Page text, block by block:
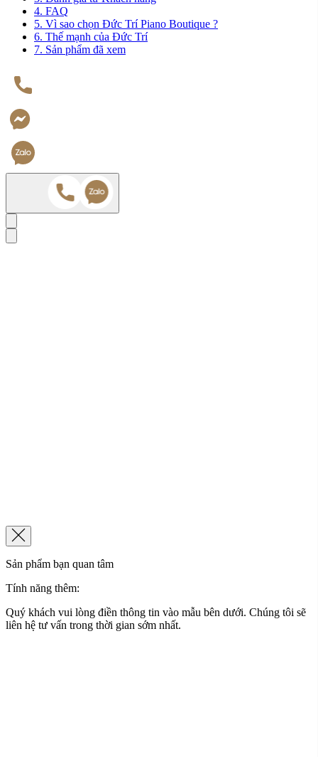
4. FAQ
5. Vì sao chọn Đức Trí Piano Boutique ?
6. Thế mạnh của Đức Trí
7. Sản phẩm đã xem
Sản phẩm bạn quan tâm
Tính năng thêm:
Quý khách vui lòng điền thông tin vào mẫu bên dưới. Chúng tôi sẽ
liên hệ tư vấn trong thời gian sớm nhất.